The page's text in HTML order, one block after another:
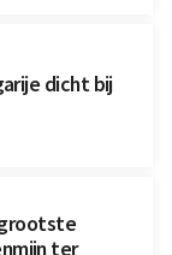
dicht bij
ter